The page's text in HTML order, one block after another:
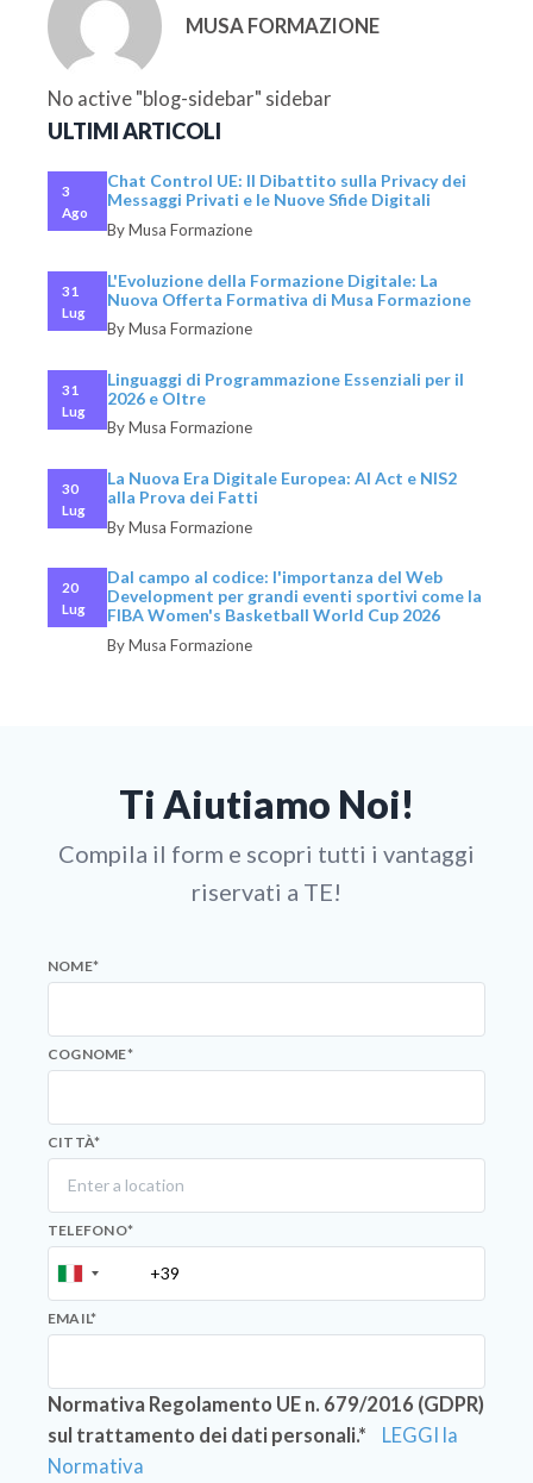
MUSA FORMAZIONE
No active "blog-sidebar" sidebar
ULTIMI ARTICOLI
3
Ago
Chat Control UE: Il Dibattito sulla Privacy dei
Messaggi Privati e le Nuove Sfide Digitali
By Musa Formazione
31
Lug
L'Evoluzione della Formazione Digitale: La
Nuova Offerta Formativa di Musa Formazione
By Musa Formazione
31
Lug
Linguaggi di Programmazione Essenziali per il
2026 e Oltre
By Musa Formazione
30
Lug
La Nuova Era Digitale Europea: AI Act e NIS2
alla Prova dei Fatti
By Musa Formazione
20
Lug
Dal campo al codice: l'importanza del Web
Development per grandi eventi sportivi come la
FIBA Women's Basketball World Cup 2026
By Musa Formazione
Ti Aiutiamo Noi!
Compila il form e scopri tutti i vantaggi
riservati a TE!
NOME*
COGNOME*
CITTÀ*
TELEFONO*
EMAIL*
Normativa Regolamento UE n. 679/2016 (GDPR)
sul trattamento dei dati personali.*
LEGGI la
Normativa